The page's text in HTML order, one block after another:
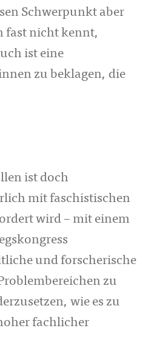
Schwerpunkt aber
fast nicht kennt,
ist eine
zu beklagen, die
ist doch
mit faschistischen
wird – mit einem
und forscherische
zu
wie es zu
fachlicher